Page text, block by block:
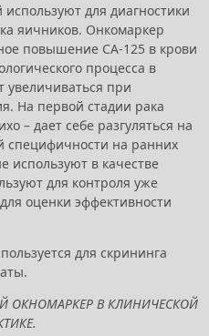
для диагностики
яичников. Онкомаркер
повышение CA-125 в крови
процесса в
увеличиваться при
На первой стадии рака
– дает себе разгуляться на
специфичности на ранних
используют в качестве
для контроля уже
оценки эффективности
для скрининга
ОКНОМАРКЕР В КЛИНИЧЕСКОЙ